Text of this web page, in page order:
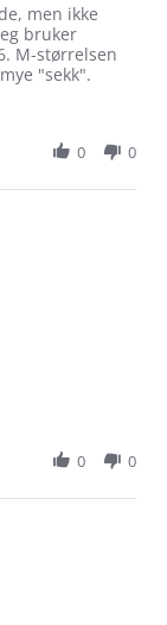
men ikke
bruker
M-størrelsen
"sekk".
0 0
0 0